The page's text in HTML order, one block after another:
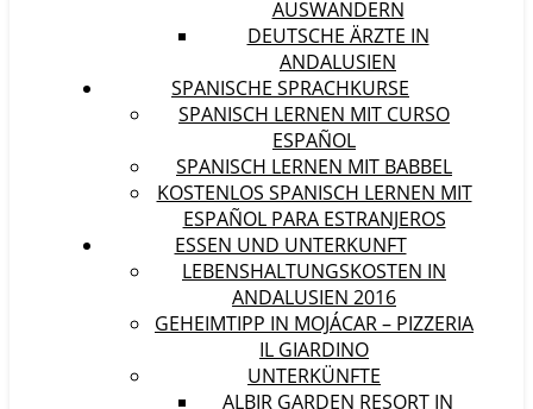
AUSWANDERN
DEUTSCHE ÄRZTE IN
ANDALUSIEN
SPANISCHE SPRACHKURSE
SPANISCH LERNEN MIT CURSO
ESPAÑOL
SPANISCH LERNEN MIT BABBEL
KOSTENLOS SPANISCH LERNEN MIT
ESPAÑOL PARA ESTRANJEROS
ESSEN UND UNTERKUNFT
LEBENSHALTUNGSKOSTEN IN
ANDALUSIEN 2016
GEHEIMTIPP IN MOJÁCAR – PIZZERIA
IL GIARDINO
UNTERKÜNFTE
ALBIR GARDEN RESORT IN